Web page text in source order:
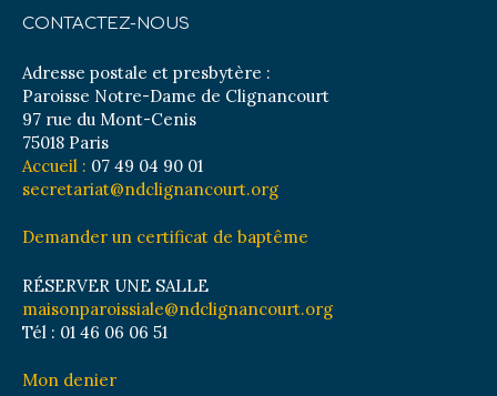
CONTACTEZ-NOUS
Adresse postale et presbytère :
Paroisse Notre-Dame de Clignancourt
97 rue du Mont-Cenis
75018 Paris
Accueil : 07 49 04 90 01
secretariat@ndclignancourt.org
Demander un certificat de baptême
RÉSERVER UNE SALLE
maisonparoissiale@ndclignancourt.org
Tél : 01 46 06 06 51
Mon denier